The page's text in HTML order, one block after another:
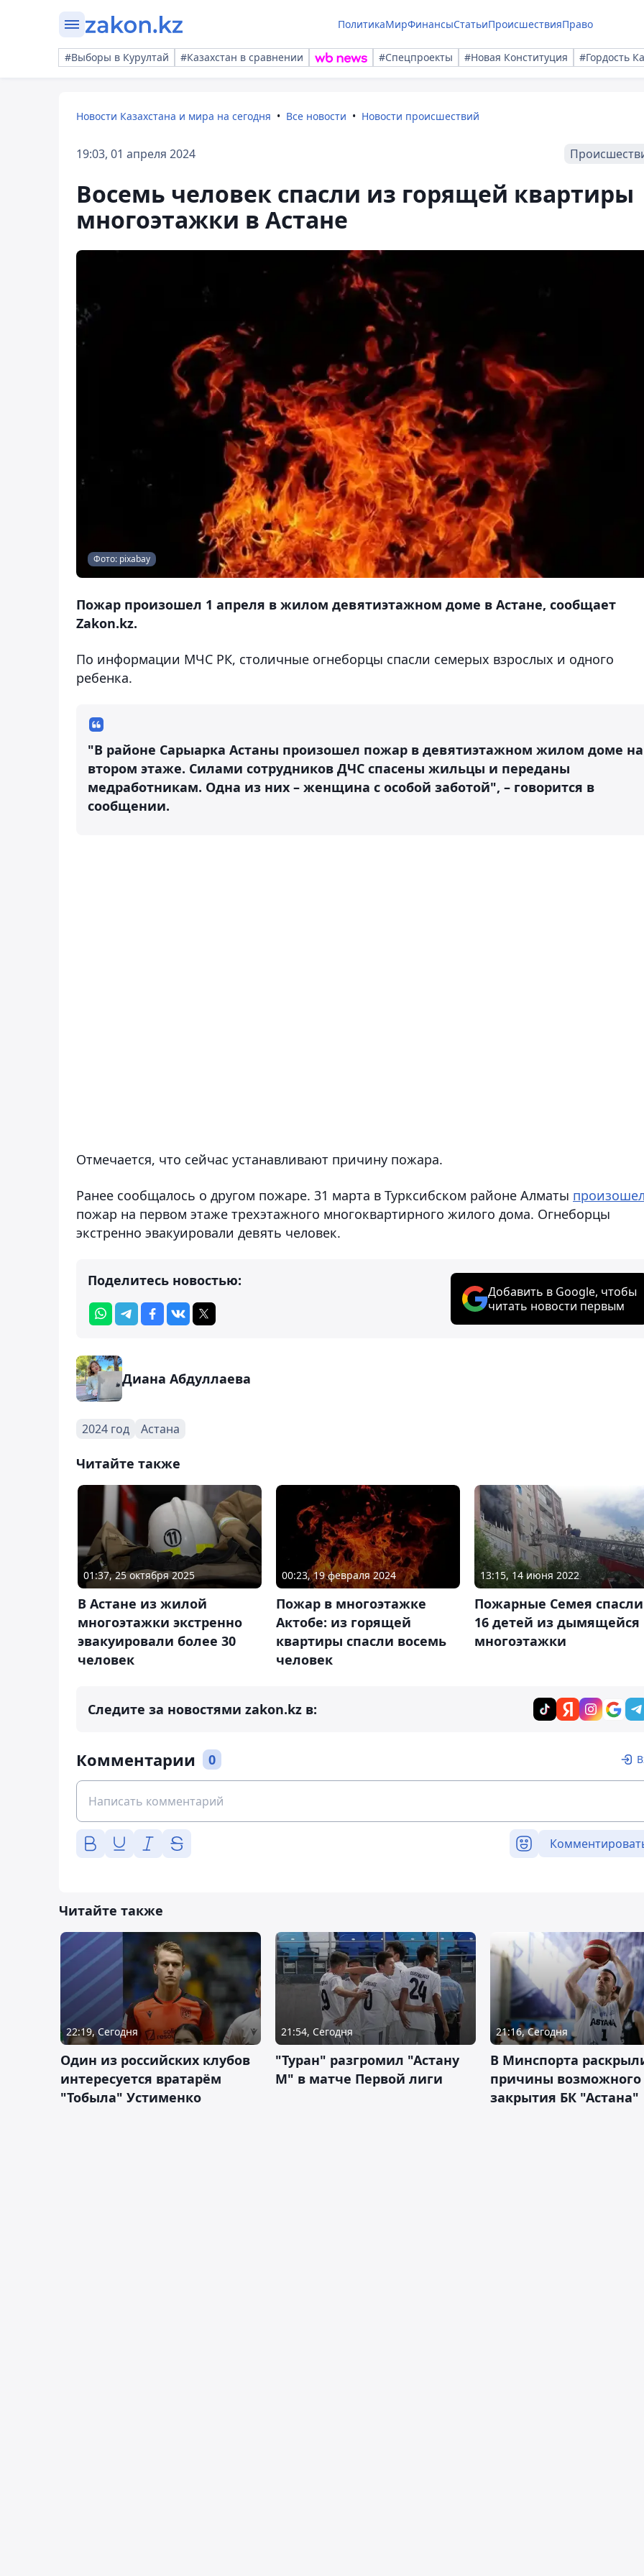
ПолитикаМирФинансыСтатьиПроисшествияПраво
#Выборы в Курултай #Казахстан в сравнении #Спецпроекты #Новая Конституция #Гордость
Новости Казахстана и мира на сегодня Все новости Новости происшествий
19:03, 01 апреля 2024
Восемь человек спасли из горящей квартиры
многоэтажки в Астане
Фото: pixabay
Пожар произошел 1 апреля в жилом девятиэтажном доме в Астане, сообщает
Zakon.kz.
По информации МЧС РК, столичные огнеборцы спасли семерых взрослых и одного
ребенка.
"В районе Сарыарка Астаны произошел пожар в девятиэтажном жилом доме на
втором этаже. Силами сотрудников ДЧС спасены жильцы и переданы
медработникам. Одна из них – женщина с особой заботой", – говорится в
сообщении.
Отмечается, что сейчас устанавливают причину пожара.
Ранее сообщалось о другом пожаре. 31 марта в Турксибском районе Алматы
пожар на первом этаже трехэтажного многоквартирного жилого дома. Огнеборцы
экстренно эвакуировали девять человек.
Поделитесь новостью:
Добавить в Google, чтобы
читать новости первым
Диана Абдуллаева
2024 год Астана
Читайте также
01:37, 25 октября 2025
В Астане из жилой
многоэтажки экстренно
эвакуировали более 30
человек
00:23, 19 февраля 2024
Пожар в многоэтажке
Актобе: из горящей
квартиры спасли восемь
человек
13:15, 14 июня 2022
Пожарные Семея спасли
16 детей из дымящейся
многоэтажки
Следите за новостями zakon.kz в:
Комментарии 0
Читайте также
22:19, Сегодня
Один из российских клубов
интересуется вратарём
"Тобыла" Устименко
21:54, Сегодня
"Туран" разгромил "Астану
М" в матче Первой лиги
21:16, Сегодня
В Минспорта
причины возможного
закрытия БК "Астана"